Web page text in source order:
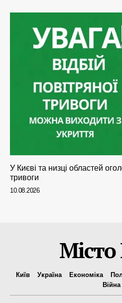
У Києві та низці областей
тривоги
10.08.2026
Місто
Київ Україна Економіка
Війна